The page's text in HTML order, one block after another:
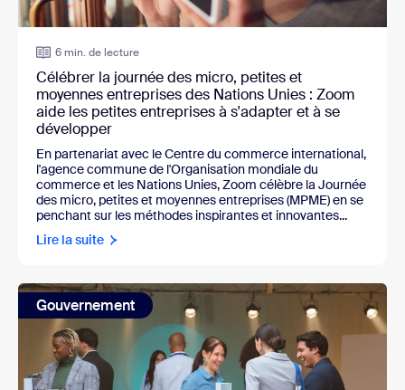
6 min. de lecture
Célébrer la journée des micro, petites et
moyennes entreprises des Nations Unies : Zoom
aide les petites entreprises à s'adapter et à se
développer
En partenariat avec le Centre du commerce international,
l'agence commune de l'Organisation mondiale du
commerce et les Nations Unies, Zoom célèbre la Journée
des micro, petites et moyennes entreprises (MPME) en se
penchant sur les méthodes inspirantes et innovantes...
Lire la suite
Gouvernement